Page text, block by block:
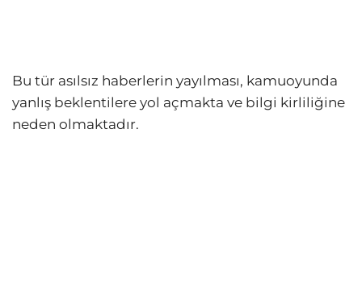
Bu tür asılsız haberlerin yayılması, kamuoyunda
yanlış beklentilere yol açmakta ve bilgi kirliliğine
neden olmaktadır.